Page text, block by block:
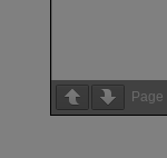
Page